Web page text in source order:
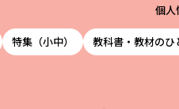
個人
特集（小中） 教科書・教材のひ